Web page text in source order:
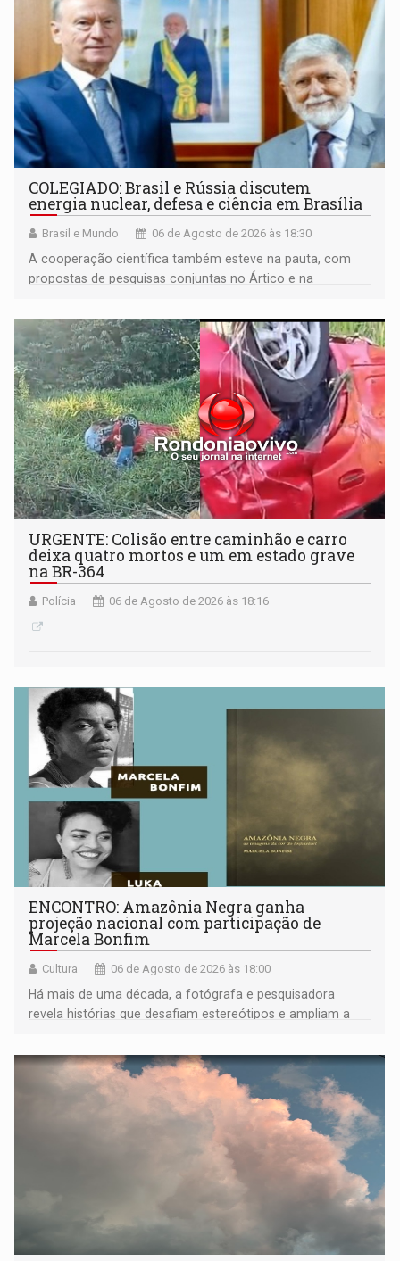
COLEGIADO: Brasil e Rússia discutem
energia nuclear, defesa e ciência em Brasília
Brasil e Mundo 06 de Agosto de 2026 às 18:30
A cooperação científica também esteve na pauta, com
propostas de pesquisas conjuntas no Ártico e na
URGENTE: Colisão entre caminhão e carro
deixa quatro mortos e um em estado grave
na BR-364
Polícia 06 de Agosto de 2026 às 18:16
ENCONTRO: Amazônia Negra ganha
projeção nacional com participação de
Marcela Bonfim
Cultura 06 de Agosto de 2026 às 18:00
Há mais de uma década, a fotógrafa e pesquisadora
revela histórias que desafiam estereótipos e ampliam a
negras